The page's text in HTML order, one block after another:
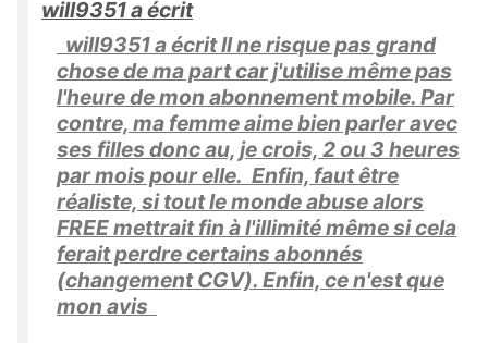
will9351 a écrit
will9351 a écrit Il ne risque pas grand
chose de ma part car j'utilise même pas
l'heure de mon abonnement mobile. Par
contre, ma femme aime bien parler avec
ses filles donc au, je crois, 2 ou 3 heures
par mois pour elle. Enfin, faut être
réaliste, si tout le monde abuse alors
FREE mettrait fin à l'illimité même si cela
ferait perdre certains abonnés
(changement CGV). Enfin, ce n'est que
mon avis